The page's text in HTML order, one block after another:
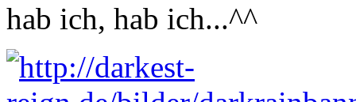
hab ich, hab ich...^^